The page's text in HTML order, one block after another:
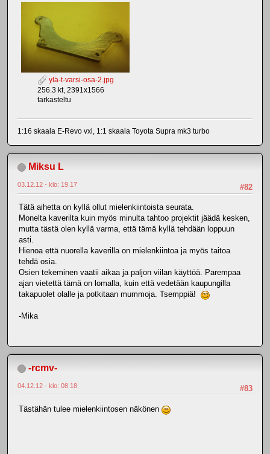
ylä-t-varsi-osa-2.jpg
256.3 kt, 2391x1566
tarkasteltu
1:16 skaala E-Revo vxl, 1:1 skaala Toyota Supra mk3 turbo
Miksu L
#82
03.12.12 - klo: 19.17
Tätä aihetta on kyllä ollut mielenkiintoista seurata.
Monelta kaverilta kuin myös minulta tahtoo projektit jäädä kesken,
mutta tästä olen kyllä varma, että tämä kyllä tehdään loppuun
asti.
Hienoa että nuorella kaverilla on mielenkiintoa ja myös taitoa
tehdä osia.
Osien tekeminen vaatii aikaa ja paljon viilan käyttöä. Parempaa
ajan vietettä tämä on lomalla, kuin että vedetään kaupungilla
takapuolet olalle ja potkitaan mummoja. Tsemppiä!
-Mika
-rcmv-
#83
04.12.12 - klo: 08.18
Tästähän tulee mielenkiintosen näkönen